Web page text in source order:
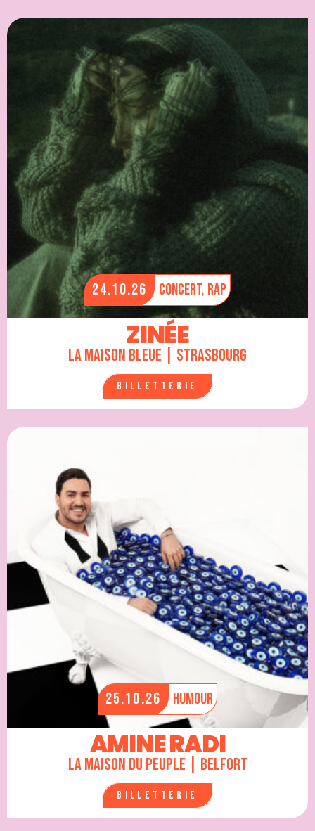
24.10.26 Concert, Rap
ZINÉE
La Maison Bleue | Strasbourg
Billetterie
25.10.26 Humour
AMINE RADI
La Maison du Peuple | Belfort
Billetterie